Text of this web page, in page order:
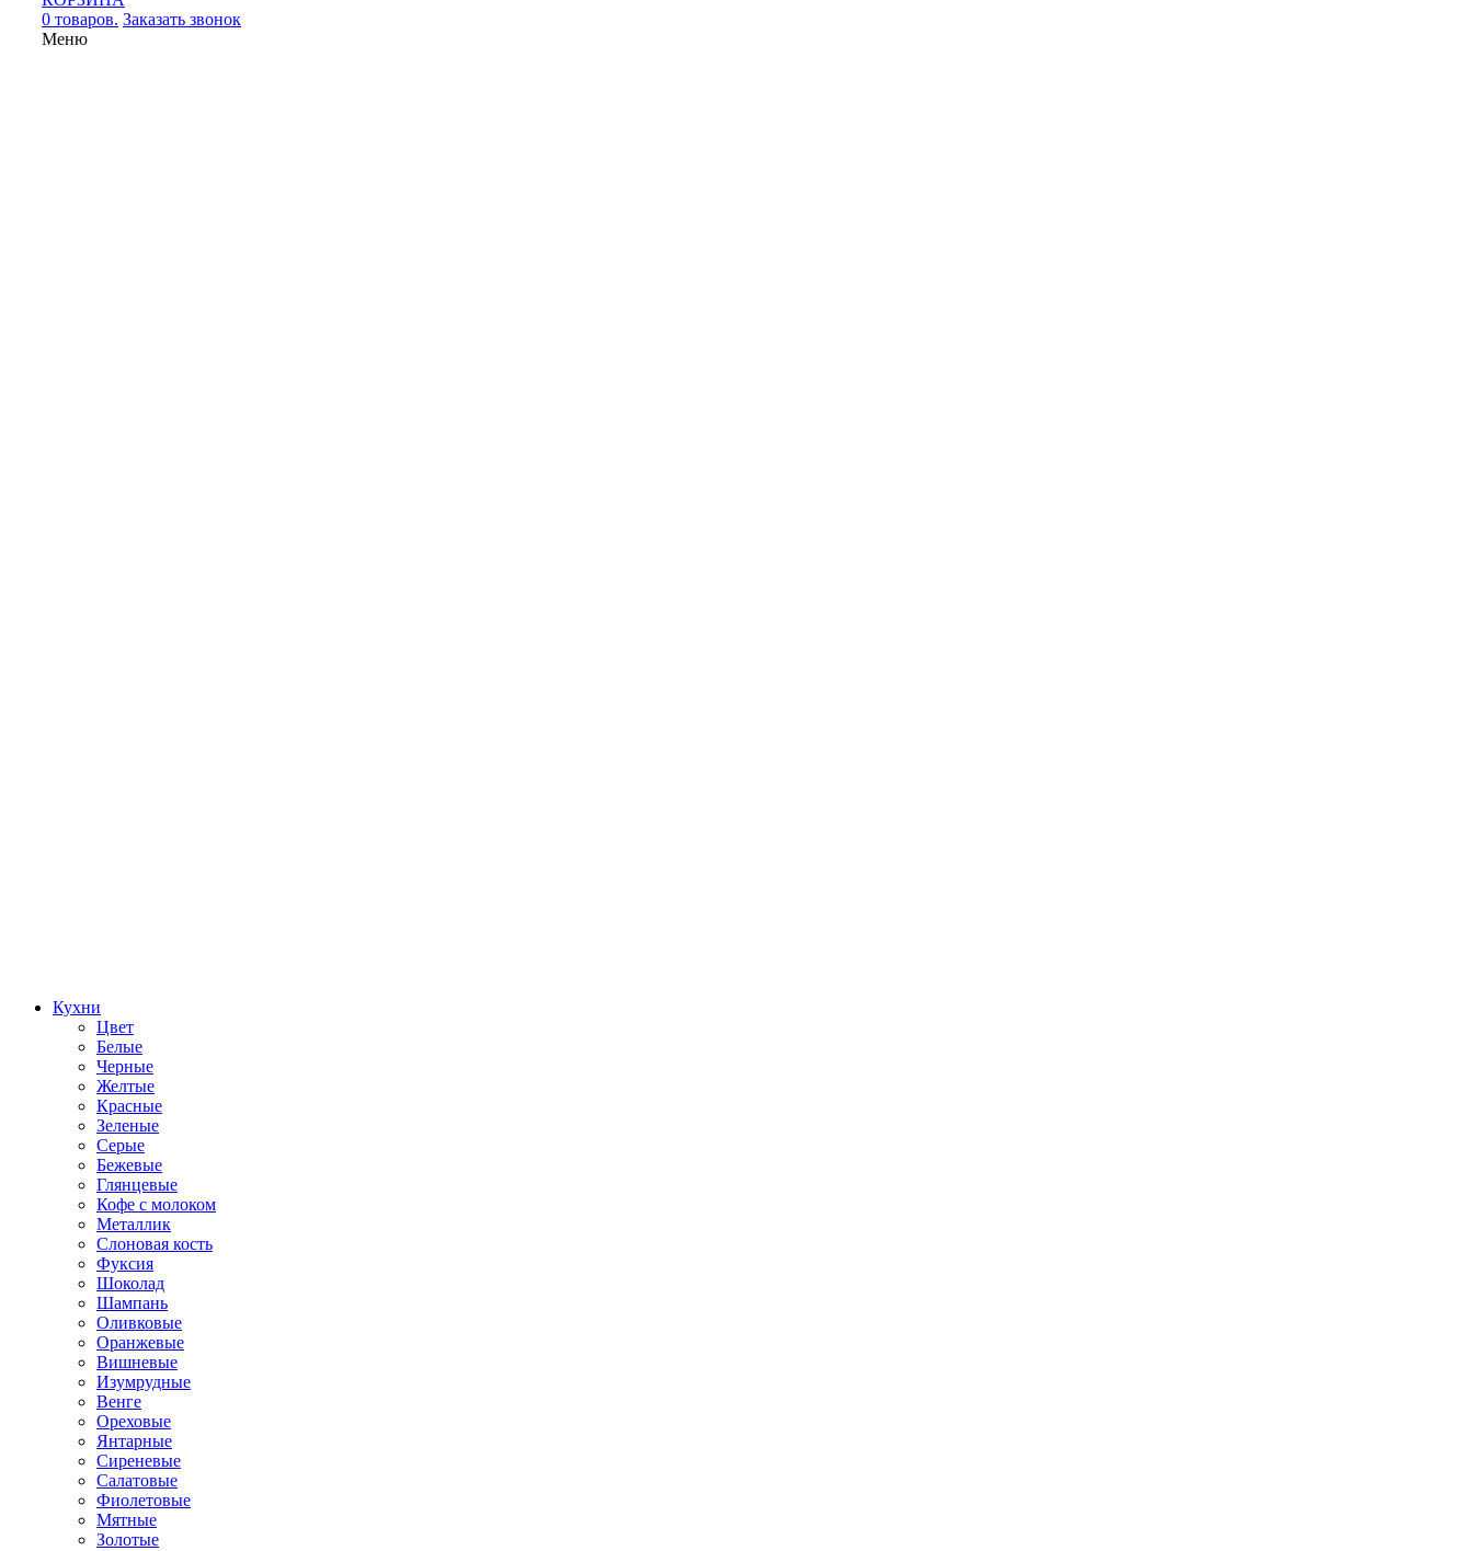
0 товаров. Заказать звонок
Меню
Кухни
Цвет
Белые
Черные
Желтые
Красные
Зеленые
Серые
Бежевые
Глянцевые
Кофе с молоком
Металлик
Слоновая кость
Фуксия
Шоколад
Шампань
Оливковые
Оранжевые
Вишневые
Изумрудные
Венге
Ореховые
Янтарные
Сиреневые
Салатовые
Фиолетовые
Мятные
Золотые